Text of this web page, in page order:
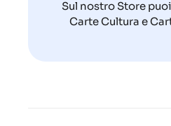
Sul nostro Store
Carte Cultura e